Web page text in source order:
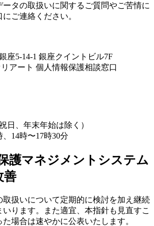
ータの取扱いに関するご質問やご苦情に
ご連絡ください。
座5-14-1 銀座クイントビル7F
アート 個人情報保護相談窓口
日、年末年始は除く）
、14時〜17時30分
護マネジメントシステム
善
取扱いについて定期的に検討を加え継続
ります。また適宜、本指針も見直すこ
場合は速やかに公表いたします。